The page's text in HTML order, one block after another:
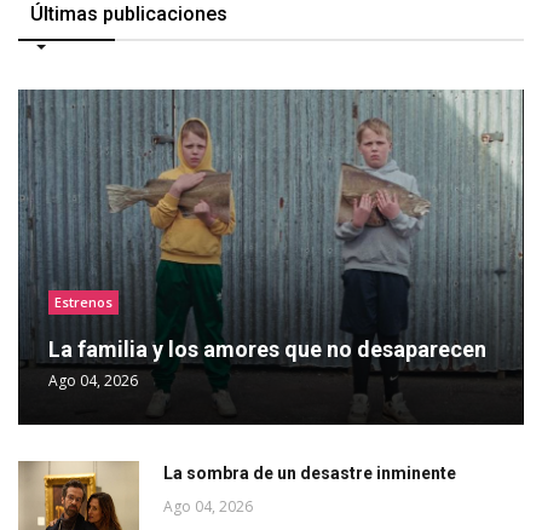
Últimas publicaciones
Estrenos
La familia y los amores que no desaparecen
Ago 04, 2026
La sombra de un desastre inminente
Ago 04, 2026